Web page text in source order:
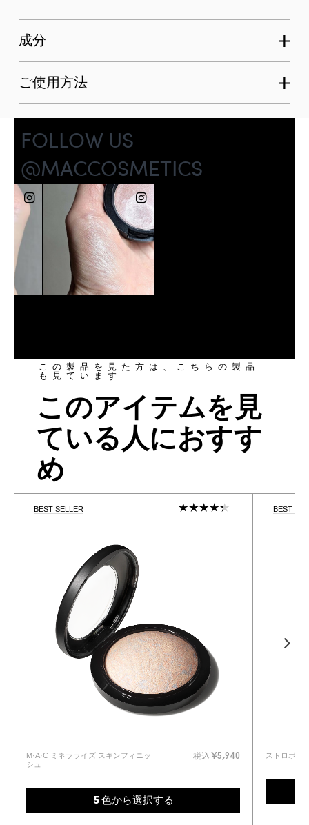
成分
ご使用方法
この製品を見た方は、こちらの製品
も見ています
このアイテムを見
ている人におすす
め
BEST SELLER
M·A·C ミネラライズ スキンフィニッ
シュ
税込 ¥5,940
5 色から選択する
BEST
ストロボク